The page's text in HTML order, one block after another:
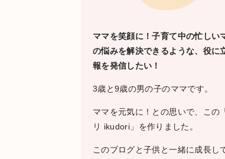
ママを笑顔に！子育て中の忙しい
の悩みを解決できるような、役に
報を発信したい！
3歳と9歳の男の子のママです。
ママを元気に！との思いで、この
リ ikudori」を作りました。
このブログと子供と一緒に成長し